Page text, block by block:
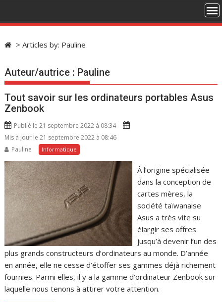
> Articles by: Pauline
Auteur/autrice : Pauline
Tout savoir sur les ordinateurs portables Asus
Zenbook
Publié le 21 septembre 2022 à 08:34
Mis à jour le 21 septembre 2022 à 08:46
Pauline
Informatique
À l’origine spécialisée
dans la conception de
cartes mères, la
société taïwanaise
Asus a très vite su
élargir ses offres
jusqu’à devenir l’un des
plus grands constructeurs d’ordinateurs au monde. D’année
en année, elle ne cesse d’étoffer ses gammes déjà richement
fournies. Parmi elles, il y a la gamme d’ordinateur Zenbook sur
laquelle nous tenons à attirer votre attention.